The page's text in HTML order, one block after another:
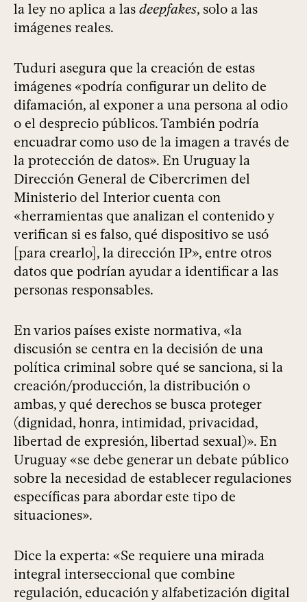
la ley no aplica a las deepfakes, solo a las
imágenes reales.
Tuduri asegura que la creación de estas
imágenes «podría configurar un delito de
difamación, al exponer a una persona al odio
o el desprecio públicos. También podría
encuadrar como uso de la imagen a través de
la protección de datos». En Uruguay la
Dirección General de Cibercrimen del
Ministerio del Interior cuenta con
«herramientas que analizan el contenido y
verifican si es falso, qué dispositivo se usó
[para crearlo], la dirección IP», entre otros
datos que podrían ayudar a identificar a las
personas responsables.
En varios países existe normativa, «la
discusión se centra en la decisión de una
política criminal sobre qué se sanciona, si la
creación/producción, la distribución o
ambas, y qué derechos se busca proteger
(dignidad, honra, intimidad, privacidad,
libertad de expresión, libertad sexual)». En
Uruguay «se debe generar un debate público
sobre la necesidad de establecer regulaciones
específicas para abordar este tipo de
situaciones».
Dice la experta: «Se requiere una mirada
integral interseccional que combine
regulación, educación y alfabetización digital